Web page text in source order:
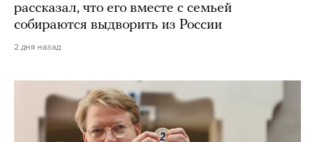
рассказал, что его вместе с семьей
собираются выдворить из России
2 дня назад